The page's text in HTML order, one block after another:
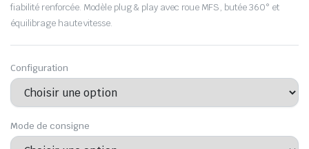
fiabilité renforcée. Modèle plug & play avec roue MFS, butée 360° et
équilibrage haute vitesse.
Configuration
Mode de consigne